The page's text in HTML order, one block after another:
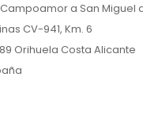
a San Miguel
CV-941, Km. 6
Orihuela Costa Alicante